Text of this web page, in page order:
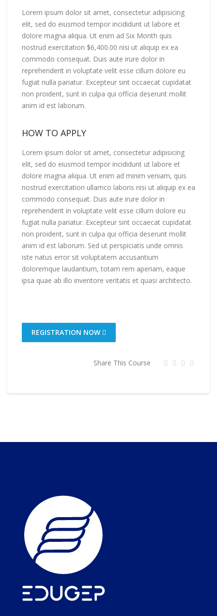
Lorem ipsum dolor sit amet, consectetur adipisicing
elit, sed do eiusmod tempor incididunt ut labore et
dolore magna aliqua. Ut enim ad Six Month quis
nostrud exercitation $6,400.00 nisi ut aliquip ex ea
commodo consequat. Duis aute irure dolor in
reprehenderit in voluptate velit esse cillum dolore eu
fugiat nulla pariatur. Excepteur sint occaecat cupidatat
non proident, sunt in culpa qui officia deserunt mollit
anim id est laborum.
HOW TO APPLY
Lorem ipsum dolor sit amet, consectetur adipisicing
elit, sed do eiusmod tempor incididunt ut labore et
dolore magna aliqua. Ut enim ad minim veniam, quis
nostrud exercitation ullamco laboris nisi ut aliquip ex ea
commodo consequat. Duis aute irure dolor in
reprehenderit in voluptate velit esse cillum dolore eu
fugiat nulla pariatur. Excepteur sint occaecat cupidatat
non proident, sunt in culpa qui officia deserunt mollit
anim id est laborum. Sed ut perspiciatis unde omnis
iste natus error sit voluptatem accusantium
doloremque laudantium, totam rem aperiam, eaque
ipsa quae ab illo inventore veritatis et quasi architecto.
REGISTRATION NOW
Share This Course